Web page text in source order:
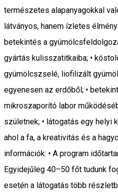
természetes alapanyagokkal
látványos, hanem ízletes
betekintés a
gyártás kulisszatitkaiba; •
gyümölcszselé, liofilizált
egyenesen az erdőből; •
mikroszaporító labor
születnek; • látogatás egy helyi
ahol a fa, a kreativitás és a
információk: • A program
Egyidejűleg 40–50 főt tudunk
esetén a látogatás több